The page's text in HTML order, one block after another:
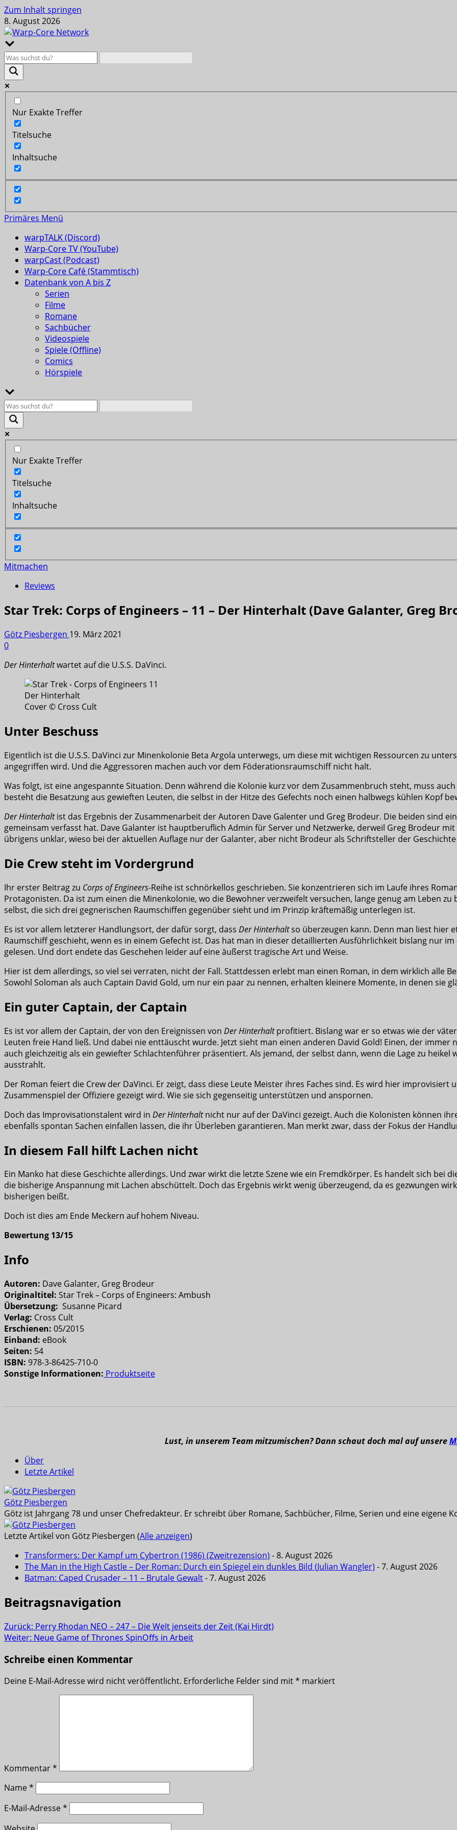
Zum Inhalt springen
8. August 2026
Nur Exakte Treffer
Titelsuche
Inhaltsuche
Primäres Menü
warpTALK (Discord)
Warp-Core TV (YouTube)
warpCast (Podcast)
Warp-Core Café (Stammtisch)
Datenbank von A bis Z
Serien
Filme
Romane
Sachbücher
Videospiele
Spiele (Offline)
Comics
Hörspiele
Nur Exakte Treffer
Titelsuche
Inhaltsuche
Mitmachen
Reviews
Star Trek: Corps of Engineers – 11 – Der Hinterhalt (Dave Galanter, Greg
Götz Piesbergen 19. März 2021
0
Der Hinterhaltwartet auf die U.S.S. DaVinci.
Cover © Cross Cult
Unter Beschuss
Eigentlich ist die U.S.S. DaVinci zur Minenkolonie Beta Argola unterwegs, um diese mit wichtigen Ressourcen zu
angegriffen wird. Und die Aggressoren machen auch vor dem Föderationsraumschiff nicht halt.
Was folgt, ist eine angespannte Situation. Denn während die Kolonie kurz vor dem Zusammenbruch steht, muss
besteht die Besatzung aus gewieften Leuten, die selbst in der Hitze des Gefechts noch einen halbwegs kühlen Kopf
Der Hinterhaltist das Ergebnis der Zusammenarbeit der Autoren Dave Galenter und Greg Brodeur. Die beiden sind
gemeinsam verfasst hat. Dave Galanter ist hauptberuflich Admin für Server und Netzwerke, derweil Greg Brodeur
übrigens unklar, wieso bei der aktuellen Auflage nur der Galanter, aber nicht Brodeur als Schriftsteller der
Die Crew steht im Vordergrund
Ihr erster Beitrag zu Corps of Engineers-Reihe ist schnörkellos geschrieben. Sie konzentrieren sich im Laufe ihres
Protagonisten. Da ist zum einen die Minenkolonie, wo die Bewohner verzweifelt versuchen, lange genug am Leben
selbst, die sich drei gegnerischen Raumschiffen gegenüber sieht und im Prinzip kräftemäßig unterlegen ist.
Es ist vor allem letzterer Handlungsort, der dafür sorgt, dass Der Hinterhaltso überzeugen kann. Denn man liest hier
Raumschiff geschieht, wenn es in einem Gefecht ist. Das hat man in dieser detaillierten Ausführlichkeit bislang nur
gelesen. Und dort endete das Geschehen leider auf eine äußerst tragische Art und Weise.
Hier ist dem allerdings, so viel sei verraten, nicht der Fall. Stattdessen erlebt man einen Roman, in dem wirklich alle
Sowohl Soloman als auch Captain David Gold, um nur ein paar zu nennen, erhalten kleinere Momente, in denen sie
Ein guter Captain, der Captain
Es ist vor allem der Captain, der von den Ereignissen von Der Hinterhaltprofitiert. Bislang war er so etwas wie der
Leuten freie Hand ließ. Und dabei nie enttäuscht wurde. Jetzt sieht man einen anderen David Gold! Einen, der
auch gleichzeitig als ein gewiefter Schlachtenführer präsentiert. Als jemand, der selbst dann, wenn die Lage zu heikel
ausstrahlt.
Der Roman feiert die Crew der DaVinci. Er zeigt, dass diese Leute Meister ihres Faches sind. Es wird hier improvisiert
Zusammenspiel der Offiziere gezeigt wird. Wie sie sich gegenseitig unterstützen und anspornen.
Doch das Improvisationstalent wird in Der Hinterhaltnicht nur auf der DaVinci gezeigt. Auch die Kolonisten können
ebenfalls spontan Sachen einfallen lassen, die ihr Überleben garantieren. Man merkt zwar, dass der Fokus der
In diesem Fall hilft Lachen nicht
Ein Manko hat diese Geschichte allerdings. Und zwar wirkt die letzte Szene wie ein Fremdkörper. Es handelt sich bei
die bisherige Anspannung mit Lachen abschüttelt. Doch das Ergebnis wirkt wenig überzeugend, da es gezwungen
bisherigen beißt.
Doch ist dies am Ende Meckern auf hohem Niveau.
Bewertung 13/15
Info
Autoren: Dave Galanter, Greg Brodeur
Originaltitel: Star Trek – Corps of Engineers: Ambush
Übersetzung: Susanne Picard
Verlag: Cross Cult
Erschienen: 05/2015
Einband: eBook
Seiten: 54
ISBN: 978-3-86425-710-0
Sonstige Informationen: Produktseite
Lust, in unserem Team mitzumischen? Dann schaut doch mal auf unsere
Über
Letzte Artikel
Götz Piesbergen
Götz ist Jahrgang 78 und unser Chefredakteur. Er schreibt über Romane, Sachbücher, Filme, Serien und eine eigene
Letzte Artikel von Götz Piesbergen (Alle anzeigen)
Transformers: Der Kampf um Cybertron (1986) (Zweitrezension) - 8. August 2026
The Man in the High Castle – Der Roman: Durch ein Spiegel ein dunkles Bild (Julian Wangler) - 7. August 2026
Batman: Caped Crusader – 11 – Brutale Gewalt- 7. August 2026
Beitragsnavigation
Zurück: Perry Rhodan NEO – 247 – Die Welt jenseits der Zeit (Kai Hirdt)
Weiter: Neue Game of Thrones SpinOffs in Arbeit
Schreibe einen Kommentar
Deine E-Mail-Adresse wird nicht veröffentlicht. Erforderliche Felder sind mit* markiert
Kommentar*
Name*
E-Mail-Adresse*